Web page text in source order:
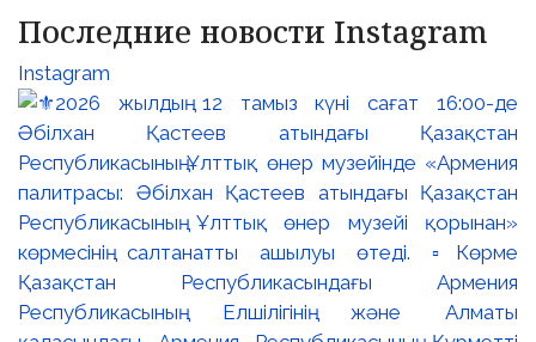
Последние новости Instagram
Instagram